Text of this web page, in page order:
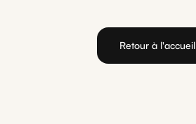
Retour à l'accueil